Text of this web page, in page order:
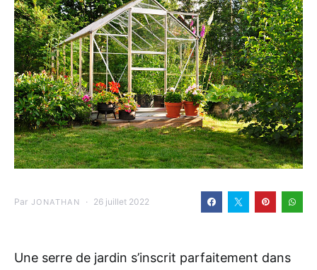
Par JONATHAN 26 juillet 2022
Une serre de jardin s’inscrit parfaitement dans